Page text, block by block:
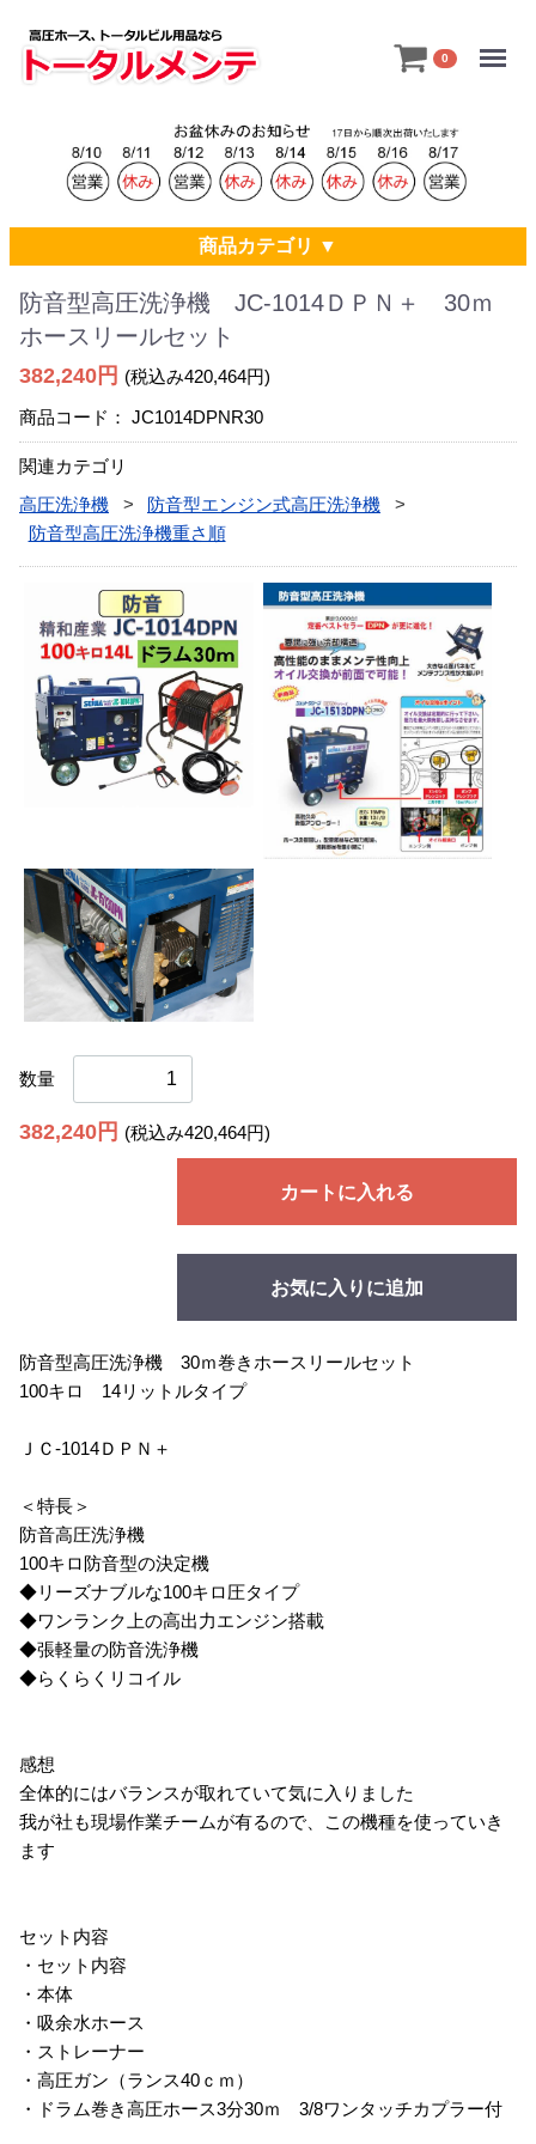
0
商品カテゴリ ▼
防音型高圧洗浄機 JC-1014ＤＰＮ＋ 30ｍ
ホースリールセット
382,240円 (税込み420,464円)
商品コード： JC1014DPNR30
関連カテゴリ
高圧洗浄機
防音型エンジン式高圧洗浄機
防音型高圧洗浄機重さ順
数量
382,240円 (税込み420,464円)
カートに入れる
お気に入りに追加
防音型高圧洗浄機 30ｍ巻きホースリールセット
100キロ 14リットルタイプ
ＪＣ-1014ＤＰＮ＋
＜特長＞
防音高圧洗浄機
100キロ防音型の決定機
◆リーズナブルな100キロ圧タイプ
◆ワンランク上の高出力エンジン搭載
◆張軽量の防音洗浄機
◆らくらくリコイル
感想
全体的にはバランスが取れていて気に入りました
我が社も現場作業チームが有るので、この機種を使っていき
ます
セット内容
・セット内容
・本体
・吸余水ホース
・ストレーナー
・高圧ガン（ランス40ｃｍ）
・ドラム巻き高圧ホース3分30ｍ 3/8ワンタッチカプラー付